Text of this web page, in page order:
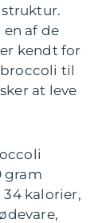
af de
kendt for
til
at leve
gram
kalorier,